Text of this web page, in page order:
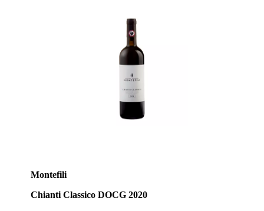
Montefili
Chianti Classico DOCG 2020